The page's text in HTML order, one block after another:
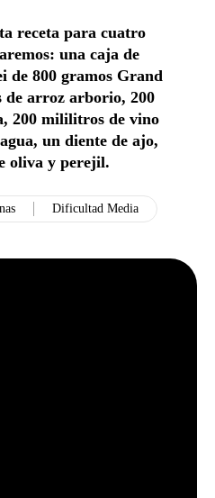
receta para cuatro
una caja de
de 800 gramos Grand
de arroz arborio, 200
200 mililitros de vino
un diente de ajo,
oliva y perejil.
Dificultad Media